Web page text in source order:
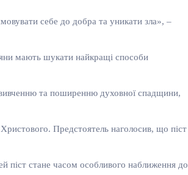
себе до добра та уникати зла», –
мають шукати найкращі способи
вивченню та поширенню духовної спадщини,
Предстоятель наголосив, що піст
піст стане часом особливого наближення до